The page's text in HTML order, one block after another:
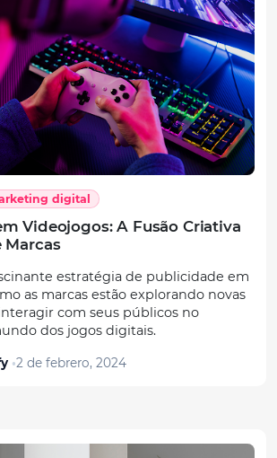
digital
Videojogos: A Fusão Criativa
Marcas
estratégia de publicidade em
com seus públicos no
dos jogos digitais.
2 de febrero, 2024